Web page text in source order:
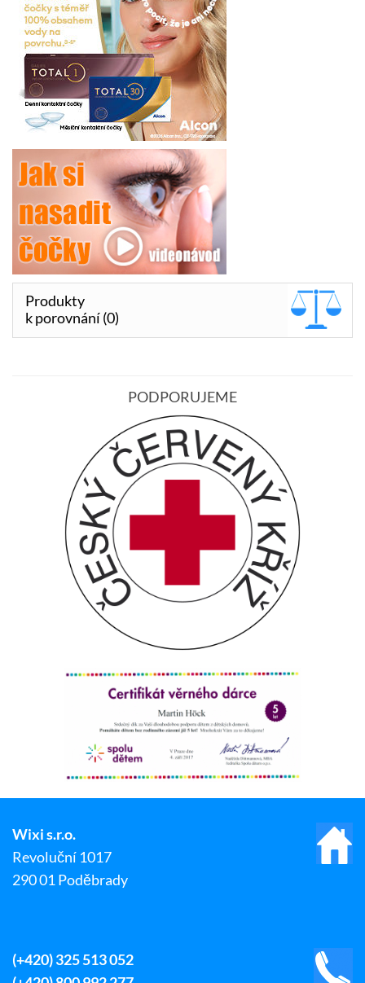
Produkty
k porovnání (0)
PODPORUJEME
Wixi s.r.o.
Revoluční 1017
290 01 Poděbrady
(+420) 325 513 052